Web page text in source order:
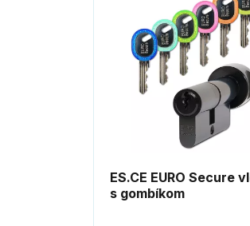
ES.CE EURO Secure
s gombíkom